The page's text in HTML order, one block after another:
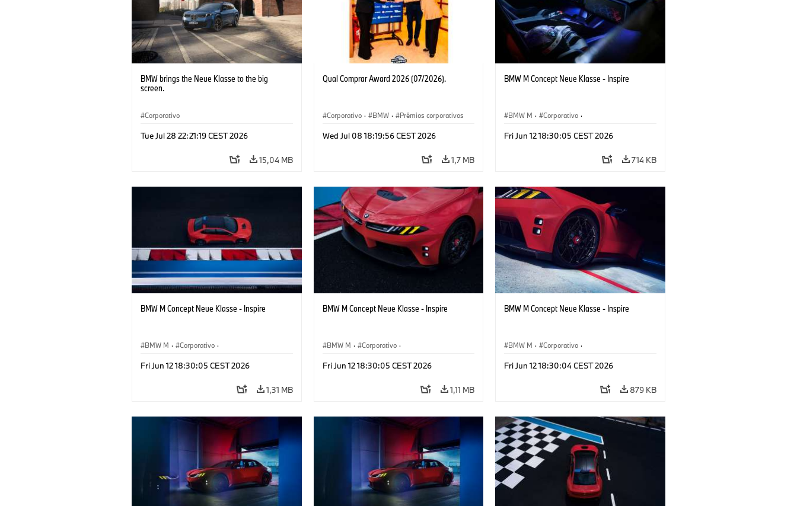
BMW brings the Neue Klasse to the big
screen.
Corporativo
Tue Jul 28 22:21:19 CEST 2026
15,04 MB
Qual Comprar Award 2026 (07/2026).
Corporativo · BMW · Prêmios corporativos
Wed Jul 08 18:19:56 CEST 2026
1,7 MB
BMW M Concept Neue Klasse - Inspire
BMW M · Corporativo ·
Fri Jun 12 18:30:05 CEST 2026
714 KB
BMW M Concept Neue Klasse - Inspire
BMW M · Corporativo ·
Fri Jun 12 18:30:05 CEST 2026
1,31 MB
BMW M Concept Neue Klasse - Inspire
BMW M · Corporativo ·
Fri Jun 12 18:30:05 CEST 2026
1,11 MB
BMW M Concept Neue Klasse - Inspire
BMW M · Corporativo ·
Fri Jun 12 18:30:04 CEST 2026
879 KB